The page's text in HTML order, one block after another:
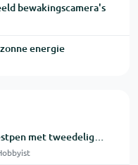
bewakingscamera's
energie
Flexibele Hirschmann klemtestpen met tweedelige klem.